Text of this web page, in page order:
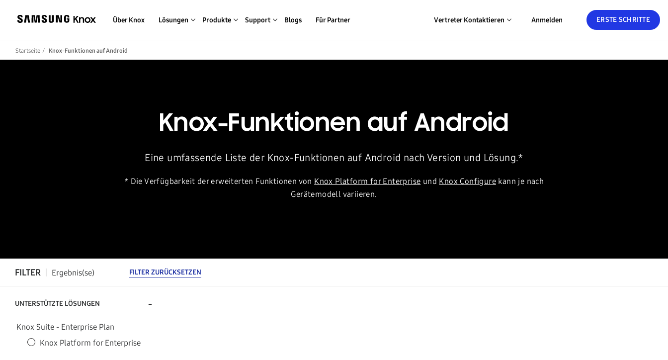
ERSTE SCHRITTE
Über Knox Lösungen Produkte Support Blogs Für Partner Vertreter Kontaktieren Anmelden
Startseite Knox-Funktionen auf Android
Knox-Funktionen auf Android
Eine umfassende Liste der Knox-Funktionen auf Android nach Version und Lösung.*
* Die Verfügbarkeit der erweiterten Funktionen von Knox Platform for Enterprise und Knox Configure kann je nach
Gerätemodell variieren.
FILTER Ergebnis(se) FILTER ZURÜCKSETZEN
UNTERSTÜTZTE LÖSUNGEN -
Knox Suite - Enterprise Plan
Knox Platform for Enterprise